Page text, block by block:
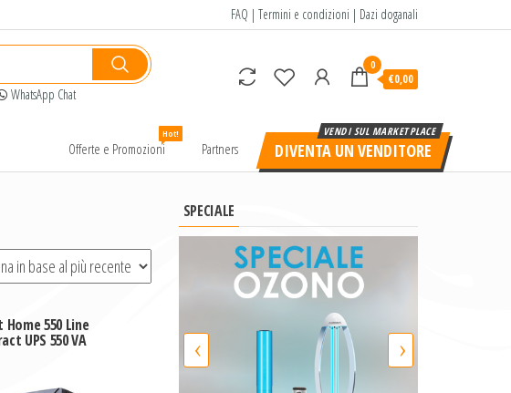
FAQ | Termini e condizioni | Dazi doganali
WhatsApp Chat
0
€0,00
Offerte e Promozioni
Hot!
Partners DIVENTA UN VENDITORE
Home 550 Line
UPS 550 VA
SPECIALE
‹ ›